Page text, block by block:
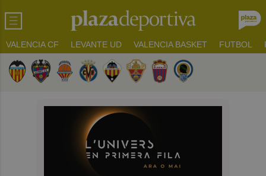
VALENCIA CF LEVANTE UD VALENCIA BASKET FUTBOL